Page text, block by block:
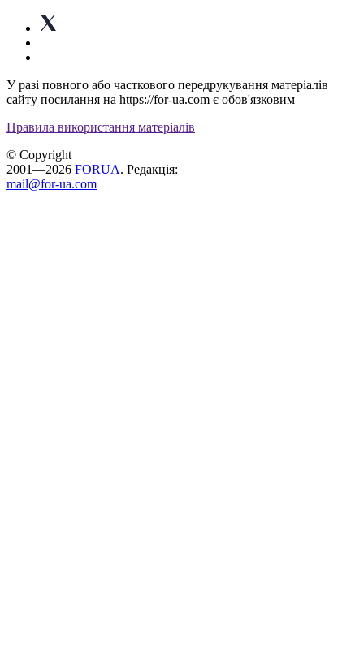
У разі повного або часткового передрукування матеріалів
сайту посилання на https://for-ua.com є обов'язковим
Правила використання матеріалів
© Copyright
2001—2026 FORUA. Редакція:
mail@for-ua.com